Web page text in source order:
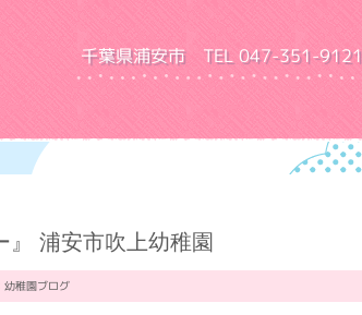
人川見学園 ふきあげ幼稚園
千葉県浦安市 TEL 047-351-9121
』 浦安市吹上幼稚園
幼稚園ブログ